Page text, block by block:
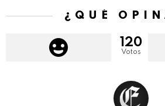
¿QUÉ
120
Votos